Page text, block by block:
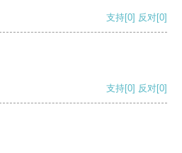
支持[0] 反对[0]
支持[0] 反对[0]